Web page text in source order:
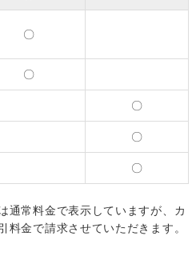
〇
〇
〇
〇
〇
通常料金で表示していますが、カ
料金で請求させていただきます。